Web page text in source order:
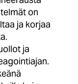
on
ja korjaa
ja